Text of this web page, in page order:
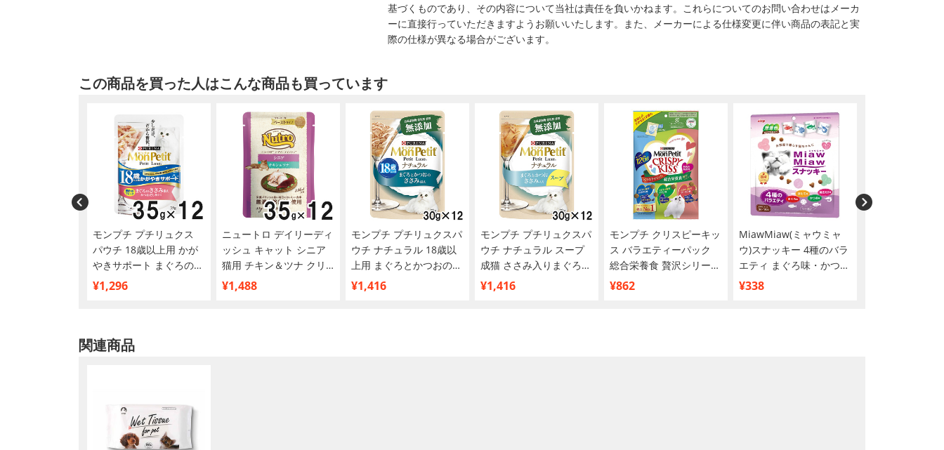
基づくものであり、その内容について当社は責任を負いかねます。これらについてのお問い合わせはメーカ
ーに直接行っていただきますようお願いいたします。また、メーカーによる仕様変更に伴い商品の表記と実
際の仕様が異なる場合がございます。
この商品を買った人はこんな商品も買っています
モンプチ プチリュクス
パウチ 18歳以上用 かが
やきサポート まぐろのさ
さみ添え 35g×12袋【ま
とめ買い】
¥1,296
ニュートロ デイリーディ
ッシュ キャット シニア
猫用 チキン＆ツナ クリ
ーミーなペーストタイプ
パウチ 35g×12個【まと
¥1,488
モンプチ プチリュクスパ
ウチ ナチュラル 18歳以
上用 まぐろとかつおのさ
さみ添え 30g×12袋【ま
とめ買い】
¥1,416
モンプチ プチリュクスパ
ウチ ナチュラル スープ
成猫 ささみ入りまぐろと
かつお 30g×12袋【まと
め買い】
¥1,416
モンプチ クリスピーキッ
ス バラエティーパック
総合栄養食 贅沢シリーズ
126g
¥862
MiawMiaw(ミャウミャ
ウ)スナッキー 4種のバラ
エティ まぐろ味・かつお
味・焼きえび味・ほたて
¥338
関連商品